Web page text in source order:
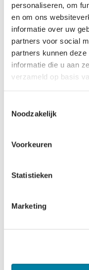
personaliseren, om
en om ons
informatie over uw
partners voor social
partners kunnen
informatie die u aan
verzameld op basis
Noodzakelijk
Voorkeuren
Statistieken
Marketing